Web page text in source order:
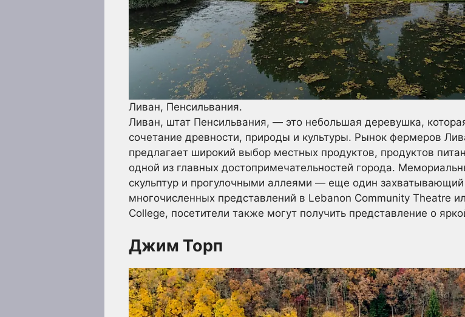
Ливан, Пенсильвания.
Ливан, штат Пенсильвания, — это небольшая деревушка,
сочетание древности, природы и культуры. Рынок фермеров
предлагает широкий выбор местных продуктов, продуктов
одной из главных достопримечательностей города.
скульптур и прогулочными аллеями — еще один
многочисленных представлений в Lebanon Community Theatre
College, посетители также могут получить представление о
Джим Торп